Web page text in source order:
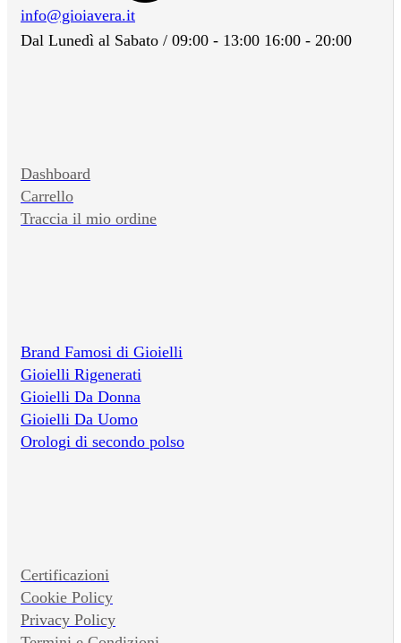
info@gioiavera.it
Dal Lunedì al Sabato / 09:00 - 13:00 16:00 - 20:00
Dashboard
Carrello
Traccia il mio ordine
Brand Famosi di Gioielli
Gioielli Rigenerati
Gioielli Da Donna
Gioielli Da Uomo
Orologi di secondo polso
Certificazioni
Cookie Policy
Privacy Policy